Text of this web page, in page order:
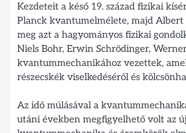
Kezdeteit a késő 19. század fizikai
Planck kvantumelmélete, majd
meg azt a hagyományos fizikai
Niels Bohr, Erwin Schrödinger,
kvantummechanikához vezettek,
részecskék viselkedéséről és
Az idő múlásával a
utáni években megfigyelhető volt az